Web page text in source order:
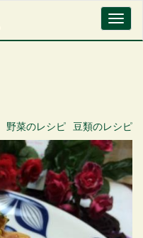
野菜のレシピ 豆類のレシピ